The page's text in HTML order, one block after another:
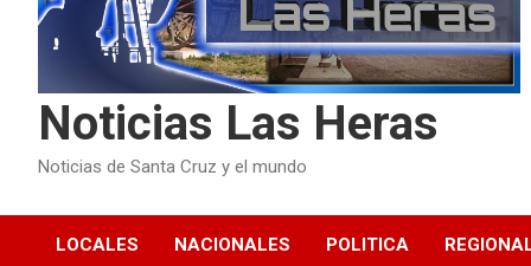
Noticias Las Heras
Noticias de Santa Cruz y el mundo
LOCALES NACIONALES POLITICA